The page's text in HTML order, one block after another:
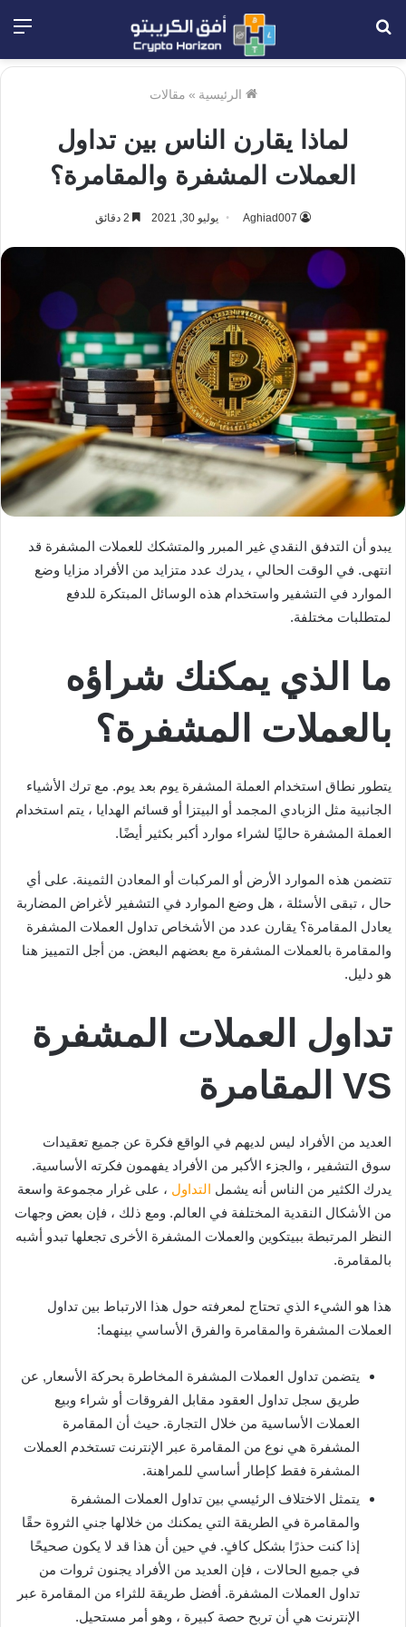
الرئيسية » مقالات
لماذا يقارن الناس بين تداول
العملات المشفرة والمقامرة؟
Aghiad007 يوليو 30, 2021
يبدو أن التدفق النقدي غير المبرر والمتشكك للعملات المشفرة قد
انتهى. في الوقت الحالي ، يدرك عدد متزايد من الأفراد مزايا وضع
الموارد في التشفير واستخدام هذه الوسائل المبتكرة للدفع
لمتطلبات مختلفة.
ما الذي يمكنك شراؤه
بالعملات المشفرة؟
يتطور نطاق استخدام العملة المشفرة يوم بعد يوم. مع ترك الأشياء
الجانبية مثل الزبادي المجمد أو البيتزا أو قسائم الهدايا ، يتم استخدام
العملة المشفرة حاليًا لشراء موارد أكبر بكثير أيضًا.
تتضمن هذه الموارد الأرض أو المركبات أو المعادن الثمينة. على أي
حال ، تبقى الأسئلة ، هل وضع الموارد في التشفير لأغراض المضاربة
يعادل المقامرة؟ يقارن عدد من الأشخاص تداول العملات المشفرة
والمقامرة بالعملات المشفرة مع بعضهم البعض. من أجل التمييز هنا
هو دليل.
تداول العملات المشفرة
VS المقامرة
العديد من الأفراد ليس لديهم في الواقع فكرة عن جميع تعقيدات
سوق التشفير ، والجزء الأكبر من الأفراد يفهمون فكرته الأساسية.
يدرك الكثير من الناس أنه يشمل التداول ، على غرار مجموعة واسعة
من الأشكال النقدية المختلفة في العالم. ومع ذلك ، فإن بعض وجهات
النظر المرتبطة ببيتكوين والعملات المشفرة الأخرى تجعلها تبدو أشبه
بالمقامرة.
هذا هو الشيء الذي تحتاج لمعرفته حول هذا الارتباط بين تداول
العملات المشفرة والمقامرة والفرق الأساسي بينهما:
يتضمن تداول العملات المشفرة المخاطرة بحركة الأسعار, عن
طريق سجل تداول العقود مقابل الفروقات أو شراء وبيع
العملات الأساسية من خلال التجارة. حيث أن المقامرة
المشفرة هي نوع من المقامرة عبر الإنترنت تستخدم العملات
المشفرة فقط كإطار أساسي للمراهنة.
يتمثل الاختلاف الرئيسي بين تداول العملات المشفرة
والمقامرة في الطريقة التي يمكنك من خلالها جني الثروة حقًا
إذا كنت حذرًا بشكل كافٍ. في حين أن هذا قد لا يكون صحيحًا
في جميع الحالات ، فإن العديد من الأفراد يجنون ثروات من
تداول العملات المشفرة. أفضل طريقة للثراء من المقامرة عبر
الإنترنت هي أن تربح حصة كبيرة ، وهو أمر مستحيل.